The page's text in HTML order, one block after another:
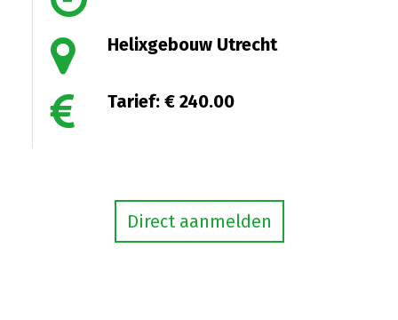
Helixgebouw Utrecht
Tarief: € 240.00
Direct aanmelden